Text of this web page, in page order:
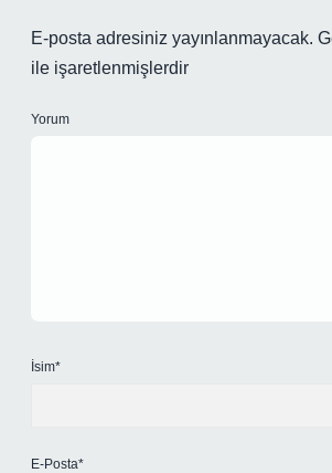
E-posta adresiniz yayınlanmayacak.
ile işaretlenmişlerdir
Yorum
İsim*
E-Posta*